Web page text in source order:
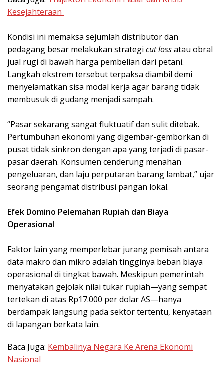
Kesejahteraan
Kondisi ini memaksa sejumlah distributor dan
pedagang besar melakukan strategi cut lossatau obral
jual rugi di bawah harga pembelian dari petani.
Langkah ekstrem tersebut terpaksa diambil demi
menyelamatkan sisa modal kerja agar barang tidak
membusuk di gudang menjadi sampah.
“Pasar sekarang sangat fluktuatif dan sulit ditebak.
Pertumbuhan ekonomi yang digembar-gemborkan di
pusat tidak sinkron dengan apa yang terjadi di pasar-
pasar daerah. Konsumen cenderung menahan
pengeluaran, dan laju perputaran barang lambat,” ujar
seorang pengamat distribusi pangan lokal.
Efek Domino Pelemahan Rupiah dan Biaya
Operasional
Faktor lain yang memperlebar jurang pemisah antara
data makro dan mikro adalah tingginya beban biaya
operasional di tingkat bawah. Meskipun pemerintah
menyatakan gejolak nilai tukar rupiah—yang sempat
tertekan di atas Rp17.000 per dolar AS—hanya
berdampak langsung pada sektor tertentu, kenyataan
di lapangan berkata lain.
Baca Juga: Kembalinya Negara Ke Arena Ekonomi
Nasional